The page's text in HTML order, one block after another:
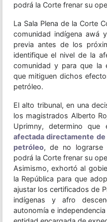
podrá la Corte frenar su
La Sala Plena de la Corte
comunidad indígena awá
previa antes de los
identifique el nivel de la
comunidad y para que la
que mitiguen dichos
petróleo.
El alto tribunal, en una
los magistrados Alberto
Uprimny, determino
afectada directamente
petróleo, de no lograrse
podrá la Corte frenar su
Asimismo, exhortó al
la República para que
ajustar los certificados de
indígenas y afro
autonomía e